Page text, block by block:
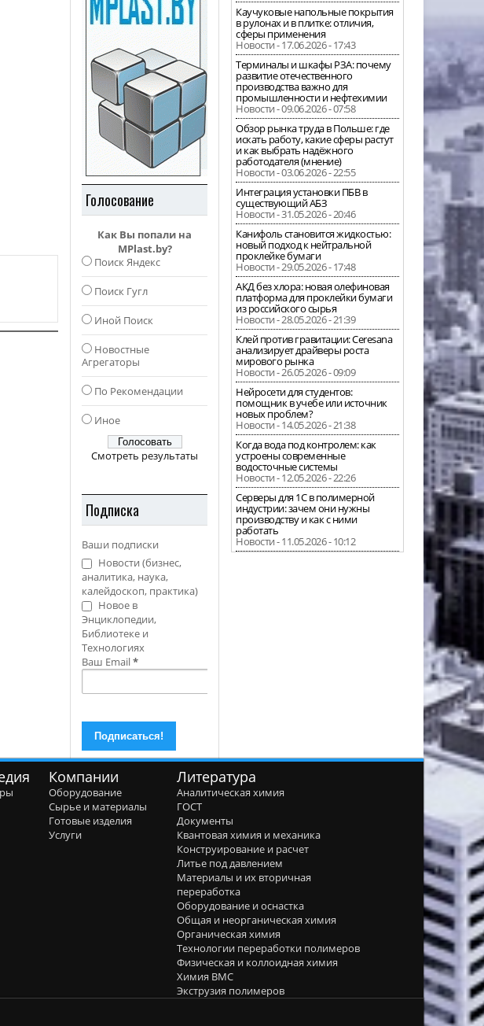
Голосование
Как Вы попали на
MPlast.by?
Поиск Яндекс
Поиск Гугл
Иной Поиск
Новостные
Агрегаторы
По Рекомендации
Иное
Смотреть результаты
Подписка
Ваши подписки
Новости (бизнес,
аналитика, наука,
калейдоскоп, практика)
Новое в
Энциклопедии,
Библиотеке и
Технологиях
Ваш Email*
Каучуковые напольные покрытия
в рулонах и в плитке: отличия,
сферы применения
Новости - 17.06.2026 - 17:43
Терминалы и шкафы РЗА: почему
развитие отечественного
производства важно для
промышленности и нефтехимии
Новости - 09.06.2026 - 07:58
Обзор рынка труда в Польше: где
искать работу, какие сферы растут
и как выбрать надёжного
работодателя (мнение)
Новости - 03.06.2026 - 22:55
Интеграция установки ПБВ в
существующий АБЗ
Новости - 31.05.2026 - 20:46
Канифоль становится жидкостью:
новый подход к нейтральной
проклейке бумаги
Новости - 29.05.2026 - 17:48
АКД без хлора: новая олефиновая
платформа для проклейки бумаги
из российского сырья
Новости - 28.05.2026 - 21:39
Клей против гравитации: Ceresana
анализирует драйверы роста
мирового рынка
Новости - 26.05.2026 - 09:09
Нейросети для студентов:
помощник в учебе или источник
новых проблем?
Новости - 14.05.2026 - 21:38
Когда вода под контролем: как
устроены современные
водосточные системы
Новости - 12.05.2026 - 22:26
Серверы для 1С в полимерной
индустрии: зачем они нужны
производству и как с ними
работать
Новости - 11.05.2026 - 10:12
Компании
Оборудование
Сырье и материалы
Готовые изделия
Услуги
Литература
Аналитическая химия
ГОСТ
Документы
Квантовая химия и механика
Конструирование и расчет
Литье под давлением
Материалы и их вторичная
переработка
Оборудование и оснастка
Общая и неорганическая химия
Органическая химия
Технологии переработки полимеров
Физическая и коллоидная химия
Химия ВМС
Экструзия полимеров